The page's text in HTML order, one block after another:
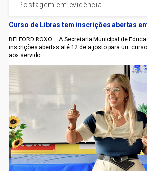
Postagem em evidência
Curso de Libras tem inscrições abertas
BELFORD ROXO – A Secretaria Municipal de
inscrições abertas até 12 de agosto para um
aos servido...